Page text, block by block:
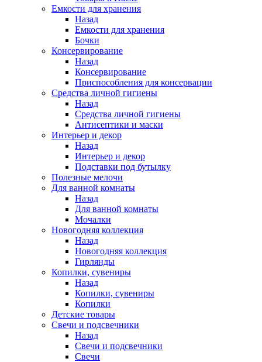
Емкости для хранения
Назад
Емкости для хранения
Бочки
Консервирование
Назад
Консервирование
Приспособления для консервации
Средства личной гигиены
Назад
Средства личной гигиены
Антисептики и маски
Интерьер и декор
Назад
Интерьер и декор
Подставки под бутылку
Полезные мелочи
Для ванной комнаты
Назад
Для ванной комнаты
Мочалки
Новогодняя коллекция
Назад
Новогодняя коллекция
Гирлянды
Копилки, сувениры
Назад
Копилки, сувениры
Копилки
Детские товары
Свечи и подсвечники
Назад
Свечи и подсвечники
Свечи